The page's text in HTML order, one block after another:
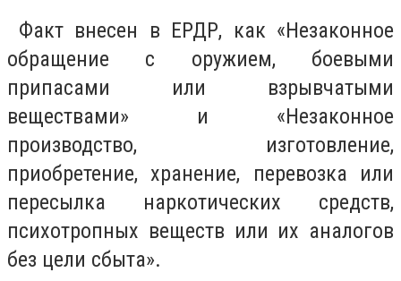
Факт внесен в ЕРДР, как «Незаконное
обращение с оружием, боевыми
припасами или взрывчатыми
веществами» и «Незаконное
производство, изготовление,
приобретение, хранение, перевозка или
пересылка наркотических средств,
психотропных веществ или их аналогов
без цели сбыта».